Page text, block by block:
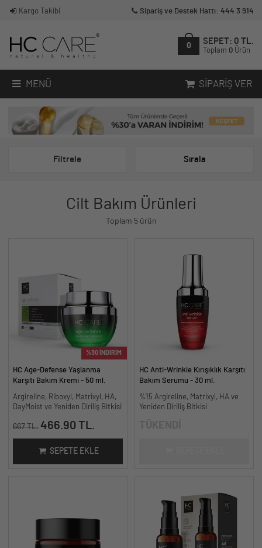
Kargo Takibi Sipariş ve Destek Hattı: 444 3 914
0
SEPET: 0 TL.
Toplam 0 Ürün
MENÜ SIPARIŞ VER
Filtrele Sırala
Cilt Bakım Ürünleri
Toplam 5 ürün
%30 İNDİRİM
HC Age-Defense Yaşlanma
Karşıtı Bakım Kremi - 50 ml.
Argireline, Riboxyl, Matrixyl, HA,
DayMoist ve Yeniden Diriliş Bitkisi
667 TL. 466.90 TL.
SEPETE EKLE
HC Anti-Wrinkle Kırışıklık Karşıtı
Bakım Serumu - 30 ml.
%15 Argireline, Matrixyl, HA ve
Yeniden Diriliş Bitkisi